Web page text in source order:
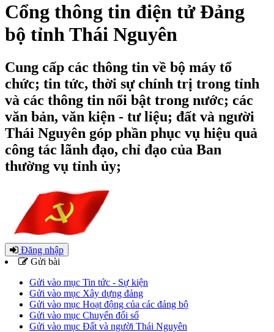
Cổng thông tin điện tử Đảng
bộ tỉnh Thái Nguyên
Cung cấp các thông tin về bộ máy tổ
chức; tin tức, thời sự chính trị trong tỉnh
và các thông tin nổi bật trong nước; các
văn bản, văn kiện - tư liệu; đất và người
Thái Nguyên góp phần phục vụ hiệu quả
công tác lãnh đạo, chỉ đạo của Ban
thường vụ tỉnh ủy;
Đăng nhập
Gửi bài
Gửi vào mục Tin tức - Sự kiện
Gửi vào mục Xây dựng đảng
Gửi vào mục Hoạt động của các đảng bộ
Gửi vào mục Chuyển đổi số
Gửi vào mục Đất và người Thái Nguyên